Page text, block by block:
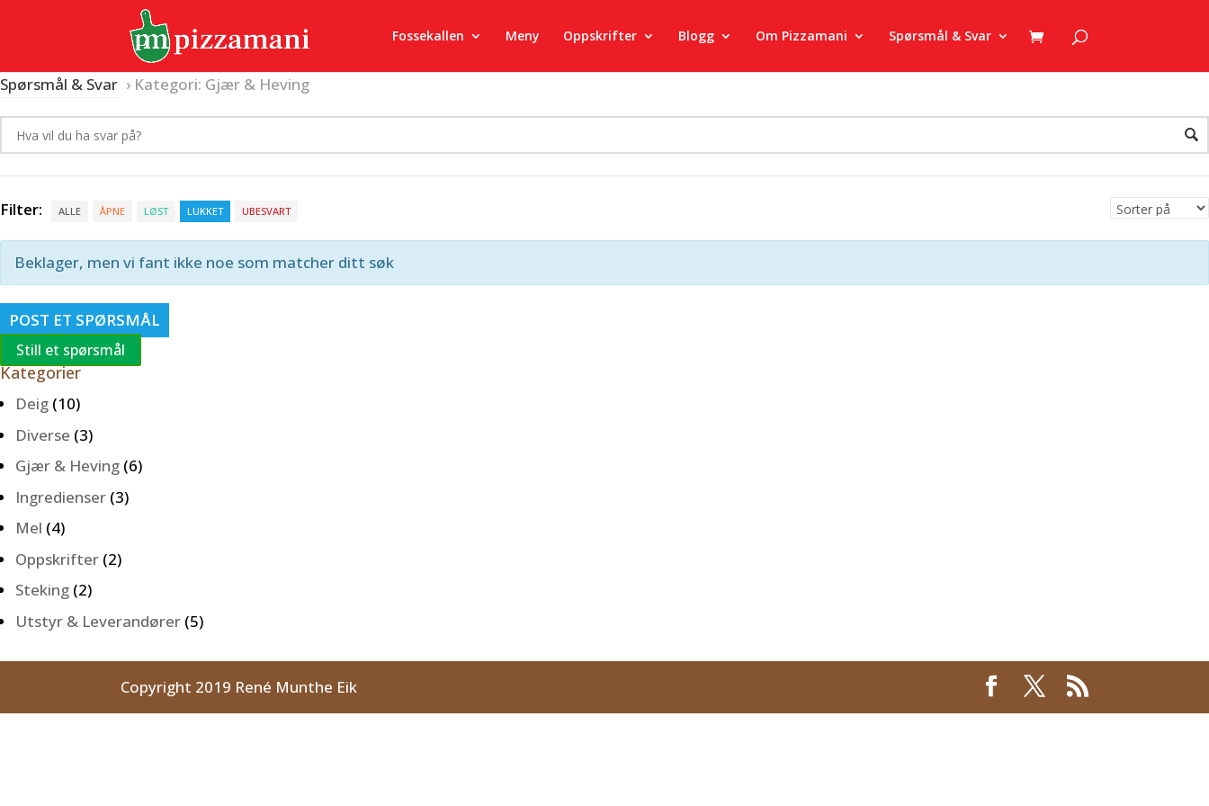
Fossekallen Meny Oppskrifter Blogg Om Pizzamani Spørsmål & Svar
Spørsmål & Svar › Kategori: Gjær & Heving
Filter: ALLE ÅPNE LØST LUKKET UBESVART
Beklager, men vi fant ikke noe som matcher ditt søk
POST ET SPØRSMÅL
Still et spørsmål
Kategorier
Deig (10)
Diverse (3)
Gjær & Heving (6)
Ingredienser (3)
Mel (4)
Oppskrifter (2)
Steking (2)
Utstyr & Leverandører (5)
Copyright 2019 René Munthe Eik